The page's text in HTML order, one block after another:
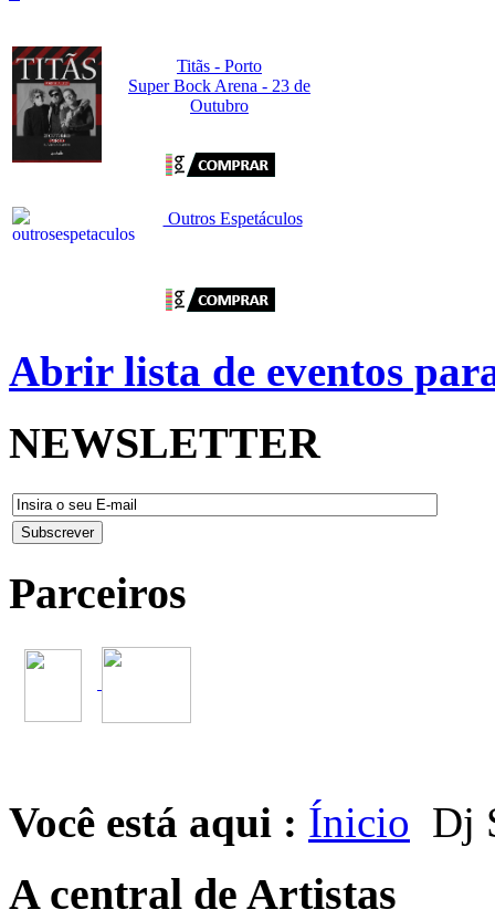
Titãs - Porto
Super Bock Arena - 23 de
Outubro
Outros Espetáculos
Abrir lista de eventos
NEWSLETTER
Parceiros
Você está aqui : Ínicio Dj
A central de Artistas